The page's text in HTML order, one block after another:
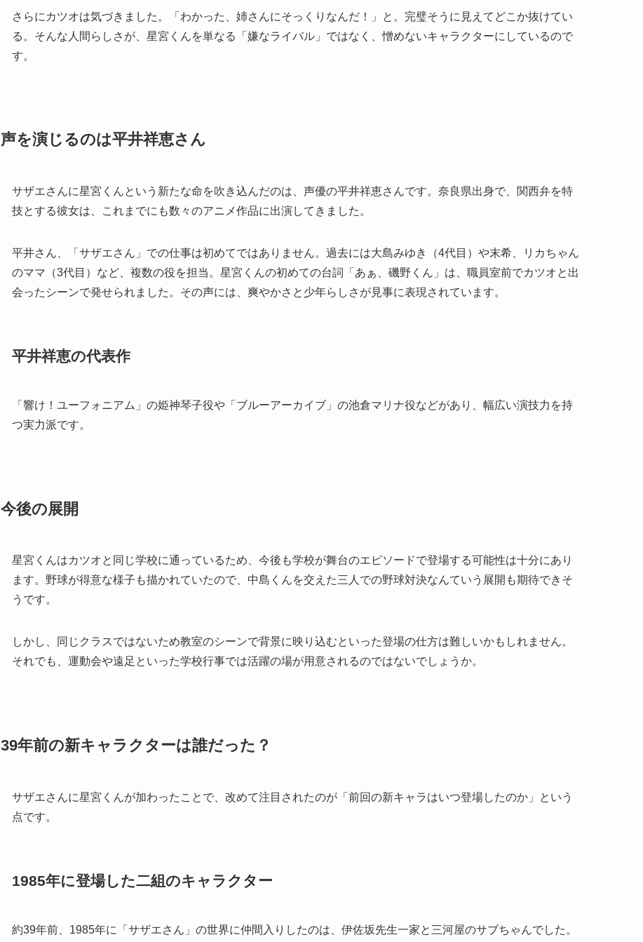
さらにカツオは気づきました。「わかった、姉さんにそっくりなんだ！」と。完璧そうに見えてどこか抜けてい
る。そんな人間らしさが、星宮くんを単なる「嫌なライバル」ではなく、憎めないキャラクターにしているので
す。
声を演じるのは平井祥恵さん
サザエさんに星宮くんという新たな命を吹き込んだのは、声優の平井祥恵さんです。奈良県出身で、関西弁を特
技とする彼女は、これまでにも数々のアニメ作品に出演してきました。
平井さん、「サザエさん」での仕事は初めてではありません。過去には大島みゆき（4代目）や末希、リカちゃん
のママ（3代目）など、複数の役を担当。星宮くんの初めての台詞「あぁ、磯野くん」は、職員室前でカツオと出
会ったシーンで発せられました。その声には、爽やかさと少年らしさが見事に表現されています。
平井祥恵の代表作
「響け！ユーフォニアム」の姫神琴子役や「ブルーアーカイブ」の池倉マリナ役などがあり、幅広い演技力を持
つ実力派です。
今後の展開
星宮くんはカツオと同じ学校に通っているため、今後も学校が舞台のエピソードで登場する可能性は十分にあり
ます。野球が得意な様子も描かれていたので、中島くんを交えた三人での野球対決なんていう展開も期待できそ
うです。
しかし、同じクラスではないため教室のシーンで背景に映り込むといった登場の仕方は難しいかもしれません。
それでも、運動会や遠足といった学校行事では活躍の場が用意されるのではないでしょうか。
39年前の新キャラクターは誰だった？
サザエさんに星宮くんが加わったことで、改めて注目されたのが「前回の新キャラはいつ登場したのか」という
点です。
1985年に登場した二組のキャラクター
約39年前、1985年に「サザエさん」の世界に仲間入りしたのは、伊佐坂先生一家と三河屋のサブちゃんでした。